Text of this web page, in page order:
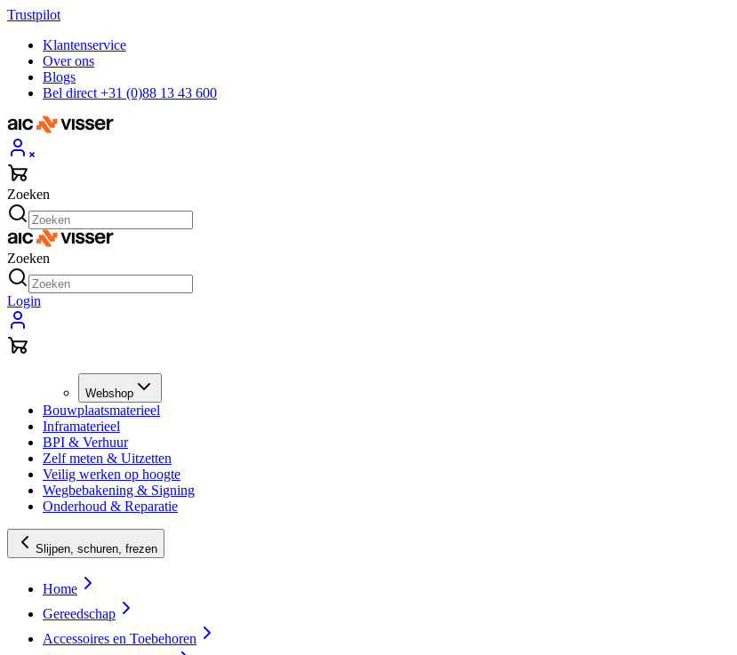
Trustpilot
Klantenservice
Over ons
Blogs
Bel direct +31 (0)88 13 43 600
Zoeken
Zoeken
Login
Webshop
Bouwplaatsmaterieel
Inframaterieel
BPI & Verhuur
Zelf meten & Uitzetten
Veilig werken op hoogte
Wegbebakening & Signing
Onderhoud & Reparatie
Slijpen, schuren, frezen
Home
Gereedschap
Accessoires en Toebehoren